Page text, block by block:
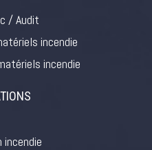
/ Audit
incendie
incendie
incendie